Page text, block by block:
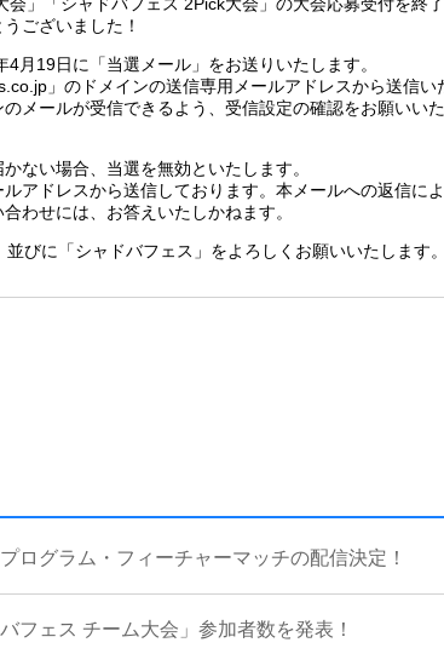
ございました！
月19日に「当選メール」をお送りいたします。
」のドメインの送信専用メールアドレスから送信い
メールが受信できるよう、受信設定の確認をお願いいた
ない場合、当選を無効といたします。
ルアドレスから送信しております。本メールへの返信に
わせには、お答えいたしかねます。
びに「シャドバフェス」をよろしくお願いいたします。
ログラム・フィーチャーマッチの配信決定！
バフェス チーム大会」参加者数を発表！